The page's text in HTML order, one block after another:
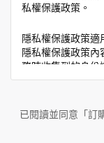
私權保護政策。
隱私權保護政策適
隱私權保護政策內
務時收集到的身份
作與本公司合作時
人員。例如您透過
放連結的廠商也
人資訊，這些廣
已閱讀並同意「訂